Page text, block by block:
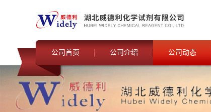
公司首页 公司介绍 公司动态